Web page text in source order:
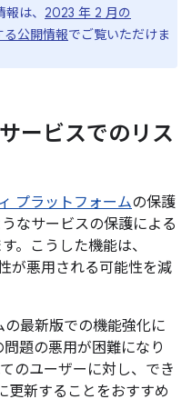
は、 2023 年 2 月の
公開情報でご覧いただけま
ービスでのリス
プラットフォームの保護
なサービスの保護による
。こうした機能は、
が悪用される可能性を減
最新版での機能強化に
題の悪用が困難になり
のユーザーに対し、でき
更新することをおすすめ